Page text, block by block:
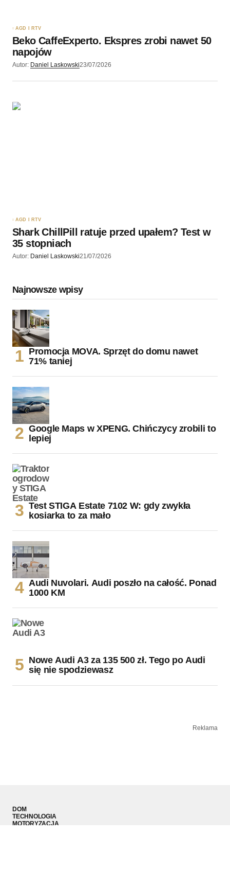
AGD I RTV
Beko CaffeExperto. Ekspres zrobi nawet 50
napojów
Autor: Daniel Laskowski23/07/2026
AGD I RTV
Shark ChillPill ratuje przed upałem? Test w
35 stopniach
Autor: Daniel Laskowski21/07/2026
Najnowsze wpisy
Promocja MOVA. Sprzęt do domu nawet
71% taniej
Google Maps w XPENG. Chińczycy zrobili to
lepiej
Test STIGA Estate 7102 W: gdy zwykła
kosiarka to za mało
Audi Nuvolari. Audi poszło na całość. Ponad
1000 KM
Nowe Audi A3 za 135 500 zł. Tego po Audi
się nie spodziewasz
Reklama
DOM
TECHNOLOGIA
MOTORYZACJA